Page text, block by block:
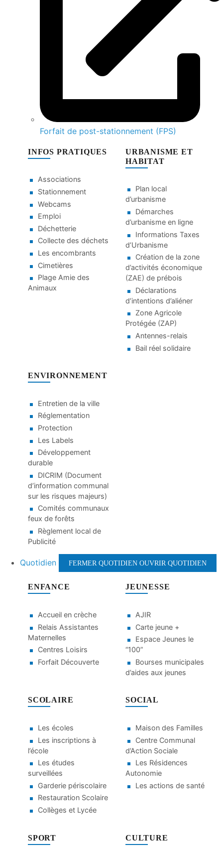
Forfait de post-stationnement (FPS)
INFOS PRATIQUES
Associations
Stationnement
Webcams
Emploi
Déchetterie
Collecte des déchets
Les encombrants
Cimetières
Plage Amie des
Animaux
URBANISME ET
HABITAT
Plan local
d’urbanisme
Démarches
d’urbanisme en ligne
Informations Taxes
d’Urbanisme
Création de la zone
d’activités économique
(ZAE) de prébois
Déclarations
d’intentions d’aliéner
Zone Agricole
Protégée (ZAP)
Antennes-relais
Bail réel solidaire
ENVIRONNEMENT
Entretien de la ville
Réglementation
Protection
Les Labels
Développement
durable
DICRIM (Document
d’information communal
sur les risques majeurs)
Comités communaux
feux de forêts
Règlement local de
Publicité
Quotidien FERMER QUOTIDIEN OUVRIR QUOTIDIEN
ENFANCE
Accueil en crèche
Relais Assistantes
Maternelles
Centres Loisirs
Forfait Découverte
JEUNESSE
AJIR
Carte jeune +
Espace Jeunes le
“100”
Bourses municipales
d’aides aux jeunes
SCOLAIRE
Les écoles
Les inscriptions à
l’école
Les études
surveillées
Garderie périscolaire
Restauration Scolaire
Collèges et Lycée
SOCIAL
Maison des Familles
Centre Communal
d’Action Sociale
Les Résidences
Autonomie
Les actions de santé
SPORT CULTURE